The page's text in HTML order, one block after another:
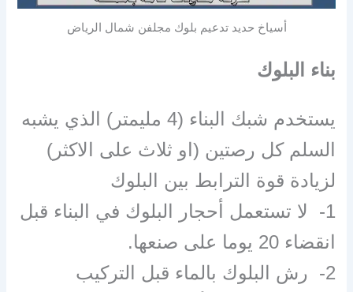
أسياخ حديد تدعيم بلوك مجلفن شمال الرياض
بناء البلوك
يستخدم شبك البناء (4 مليمتر) الذي يشبه
السلم كل رصتين (او ثلاث على الاكثر)
لزيادة قوة الترابط بين البلوك
1- لا تستعمل أحجار البلوك في البناء قبل
انقضاء 20 يوما على صنعها.
2- رش البلوك بالماء قبل التركيب